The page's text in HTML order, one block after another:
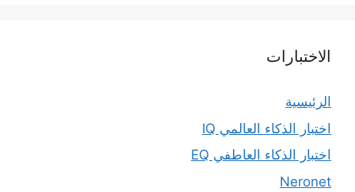
الاختبارات
الرئيسية
اختبار الذكاء العالمي IQ
اختبار الذكاء العاطفي EQ
Neronet